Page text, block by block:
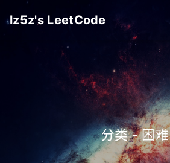
lz5z's LeetCode
分类 - 困难